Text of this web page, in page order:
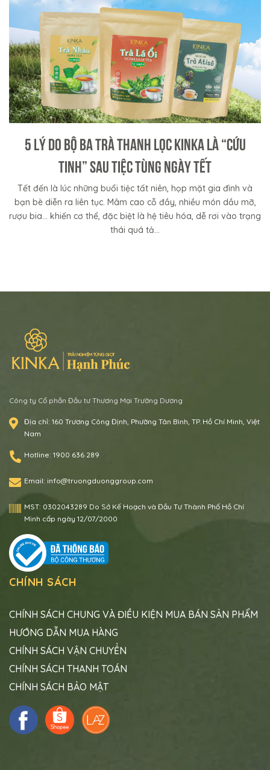
5 LÝ DO BỘ BA TRÀ THANH LỌC KINKA LÀ “CỨU
TINH” SAU TIỆC TÙNG NGÀY TẾT
Tết đến là lúc những buổi tiệc tất niên, họp mặt gia đình và
bạn bè diễn ra liên tục. Mâm cao cỗ đầy, nhiều món dầu mỡ,
rượu bia… khiến cơ thể, đặc biệt là hệ tiêu hóa, dễ rơi vào trạng
thái quá tả...
Công ty Cổ phần Đầu tư Thương Mại Trường Dương
Địa chỉ: 160 Trương Công Định, Phường Tân Bình, TP. Hồ Chí Minh, Việt
Nam
Hotline: 1900 636 289
Email: info@truongduonggroup.com
MST: 0302043289 Do Sở Kế Hoạch và Đầu Tư Thành Phố Hồ Chí
Minh cấp ngày 12/07/2000
CHÍNH SÁCH
CHÍNH SÁCH CHUNG VÀ ĐIỀU KIỆN MUA BÁN SẢN PHẨM
HƯỚNG DẪN MUA HÀNG
CHÍNH SÁCH VẬN CHUYỂN
CHÍNH SÁCH THANH TOÁN
CHÍNH SÁCH BẢO MẬT